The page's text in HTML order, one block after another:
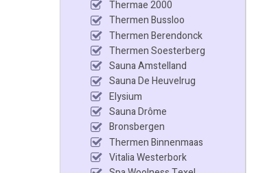
Thermae 2000
Thermen Bussloo
Thermen Berendonck
Thermen Soesterberg
Sauna Amstelland
Sauna De Heuvelrug
Elysium
Sauna Drôme
Bronsbergen
Thermen Binnenmaas
Vitalia Westerbork